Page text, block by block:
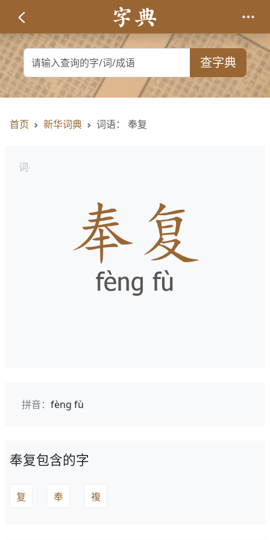
查字典
首页 新华词典 词语： 奉复
词
拼音： fèng fù
奉复包含的字
复 奉 複